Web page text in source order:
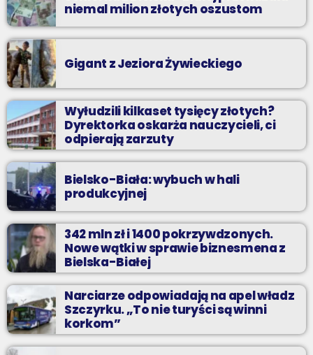
niemal milion złotych oszustom
Gigant z Jeziora Żywieckiego
Wyłudzili kilkaset tysięcy złotych?
Dyrektorka oskarża nauczycieli, ci
odpierają zarzuty
Bielsko-Biała: wybuch w hali
produkcyjnej
342 mln zł i 1400 pokrzywdzonych.
Nowe wątki w sprawie biznesmena z
Bielska-Białej
Narciarze odpowiadają na apel władz
Szczyrku. „To nie turyści są winni
korkom”